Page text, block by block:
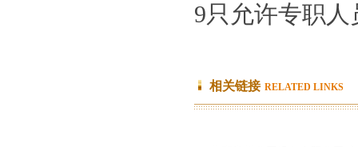
9只允许专职
相关链接 RELATED LINKS